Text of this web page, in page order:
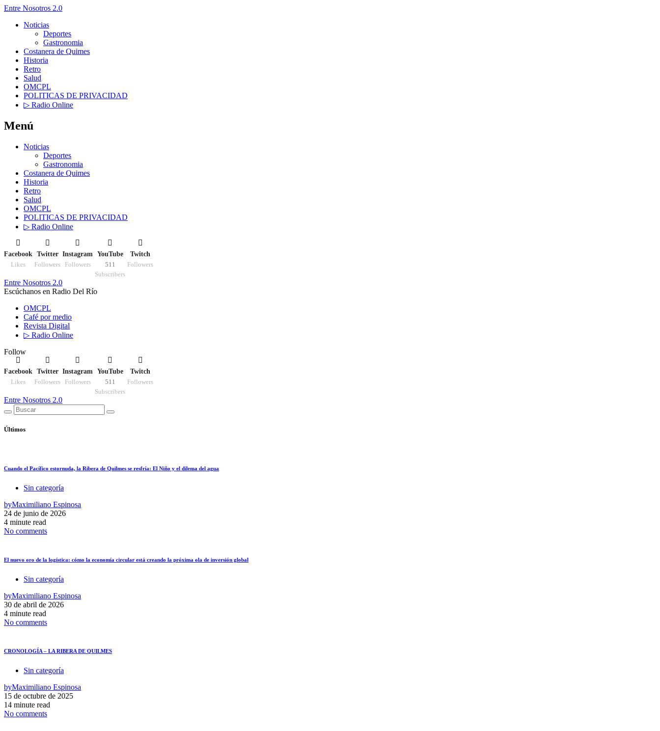
Entre Nosotros 2.0
Noticias
Deportes
Gastronomia
Costanera de Quimes
Historia
Retro
Salud
OMCPL
POLITICAS DE PRIVACIDAD
▷ Radio Online
Menú
Noticias
Deportes
Gastronomia
Costanera de Quimes
Historia
Retro
Salud
OMCPL
POLITICAS DE PRIVACIDAD
▷ Radio Online
Facebook
Likes
Twitter
Followers
Instagram
Followers
YouTube
511
Subscribers
Twitch
Followers
Entre Nosotros 2.0
Escúchanos en Radio Del Río
OMCPL
Café por medio
Revista Digital
▷ Radio Online
Follow
Facebook
Likes
Twitter
Followers
Instagram
Followers
YouTube
511
Subscribers
Twitch
Followers
Entre Nosotros 2.0
Últimos
Cuando el Pacífico estornuda, la Ribera de Quilmes se resfría: El Niño y el dilema del agua
Sin categoría
byMaximiliano Espinosa
24 de junio de 2026
4 minute read
No comments
El nuevo oro de la logística: cómo la economía circular está creando la próxima ola de inversión global
Sin categoría
byMaximiliano Espinosa
30 de abril de 2026
4 minute read
No comments
CRONOLOGÍA – LA RIBERA DE QUILMES
Sin categoría
byMaximiliano Espinosa
15 de octubre de 2025
14 minute read
No comments